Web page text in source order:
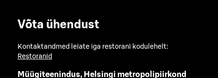
Võta ühendust
Kontaktandmed leiate iga restorani kodulehelt:
Restoranid
Müügiteenindus, Helsingi metropolipiirkond